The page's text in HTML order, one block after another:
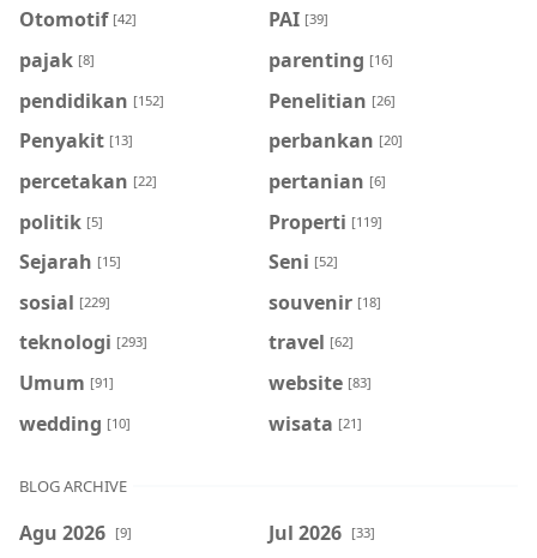
Otomotif [42] PAI [39]
pajak [8] parenting [16]
pendidikan [152] Penelitian [26]
Penyakit [13] perbankan [20]
percetakan [22] pertanian [6]
politik [5] Properti [119]
Sejarah [15] Seni [52]
sosial [229] souvenir [18]
teknologi [293] travel [62]
Umum [91] website [83]
wedding [10] wisata [21]
BLOG ARCHIVE
Agu 2026 [9] Jul 2026 [33]